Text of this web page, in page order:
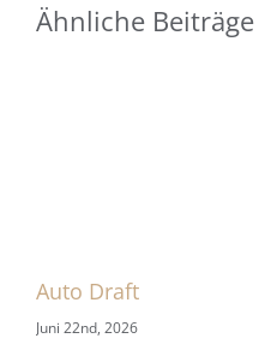
Ähnliche Beiträge
Auto Draft
Juni 22nd, 2026